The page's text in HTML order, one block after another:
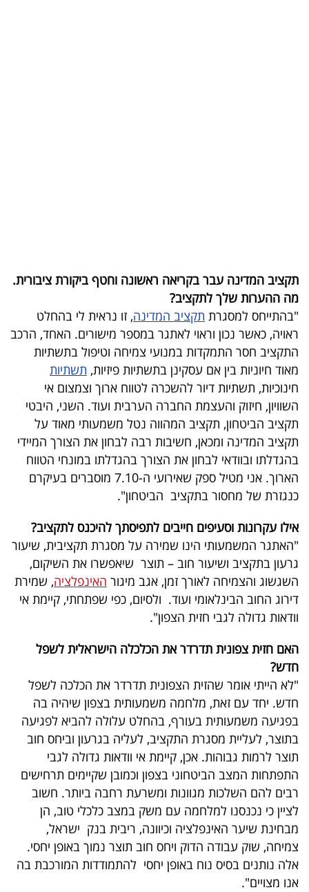
40
UNDER
40
שיתופי
פעולה
דרושים
ניוזלטרים
מייל
אדום
פרסמו
באייס
עקבו
אחרינו:
תקציב המדינה עבר בקריאה ראשונה וחטף ביקורת ציבורית.
מה ההערות שלך לתקציב?
"בהתייחס למסגרת תקציב המדינה, זו נראית לי בהחלט
ראויה, כאשר נכון וראוי לאתגר במספר מישורים. האחד, הרכב
התקציב חסר התמקדות במנועי צמיחה וטיפול בתשתיות
מאוד חיוניות בין אם עסקינן בתשתיות פיזיות, תשתיות
חינוכיות, תשתיות דיור להשכרה לטווח ארוך וצמצום אי
השוויון, חיזוק והעצמת החברה הערבית ועוד. השני, היבטי
תקציב הביטחון, תקציב המהווה נטל משמעותי מאוד על
תקציב המדינה ומכאן, חשיבות רבה לבחון את הצורך המיידי
בהגדלתו ובוודאי לבחון את הצורך בהגדלתו במונחי הטווח
הארוך. אני מטיל ספק שאירועי ה-7.10 מוסברים בעיקרם
כנגזרת של מחסור בתקציב הביטחון".
אילו עקרונות וסעיפים חייבים לתפיסתך להיכנס לתקציב?
"האתגר המשמעותי הינו שמירה על מסגרת תקציבית, שיעור
גרעון בתקציב ושיעור חוב – תוצר שיאפשרו את השיקום,
השגשוג והצמיחה לאורך זמן, אגב מיגור האינפלציה, שמירת
דירוג החוב הבינלאומי ועוד. ולסיום, כפי שפתחתי, קיימת אי
וודאות גדולה לגבי חזית הצפון".
האם חזית צפונית תדרדר את הכלכלה הישראלית לשפל
חדש?
"לא הייתי אומר שהזית הצפונית תדרדר את הכלכה לשפל
חדש. יחד עם זאת, מלחמה משמעותית בצפון שיהיה בה
בפגיעה משמעותית בעורף, בהחלט עלולה להביא לפגיעה
בתוצר, לעליית מסגרת התקציב, לעליה בגרעון וביחס חוב
תוצר לרמות גבוהות. אכן, קיימת אי וודאות גדולה לגבי
התפתחות המצב הביטחוני בצפון וכמובן שקיימים תרחישים
רבים להם השלכות מגוונות ומשרעת רחבה ביותר. חשוב
לציין כי נכנסנו למלחמה עם משק במצב כלכלי טוב, הן
מבחינת שיער האינפלציה וכיוונה, ריבית בנק ישראל,
צמיחה, שוק עבודה הדוק ויחס חוב תוצר נמוך באופן יחסי.
אלה נותנים בסיס נוח באופן יחסי להתמודדות המורכבת בה
אנו מצויים".